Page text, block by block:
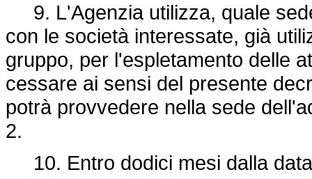
9. L'Agenzia utilizza, quale
con le società interessate, già
gruppo, per l'espletamento delle
cessare ai sensi del presente
potrà provvedere nella sede
2.
10. Entro dodici mesi dalla